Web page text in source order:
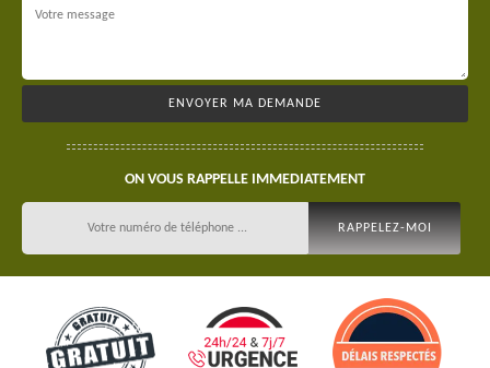
ON VOUS RAPPELLE IMMEDIATEMENT